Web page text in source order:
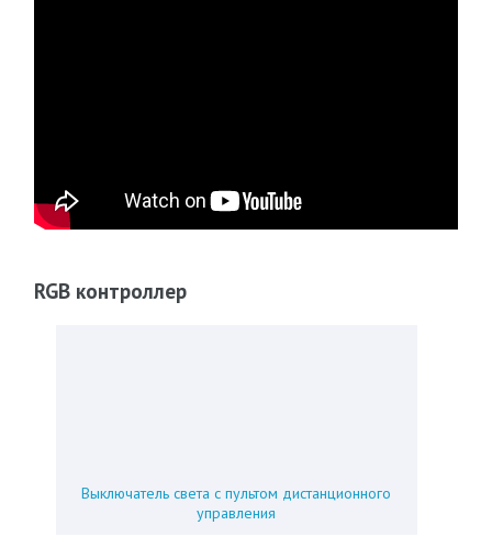
RGB контроллер
Выключатель света с пультом дистанционного
управления